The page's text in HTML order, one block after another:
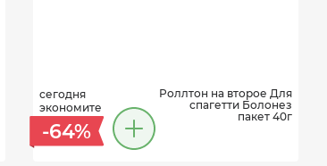
сегодня
экономите
-64%
Роллтон на второе Для
спагетти Болонез
пакет 40г